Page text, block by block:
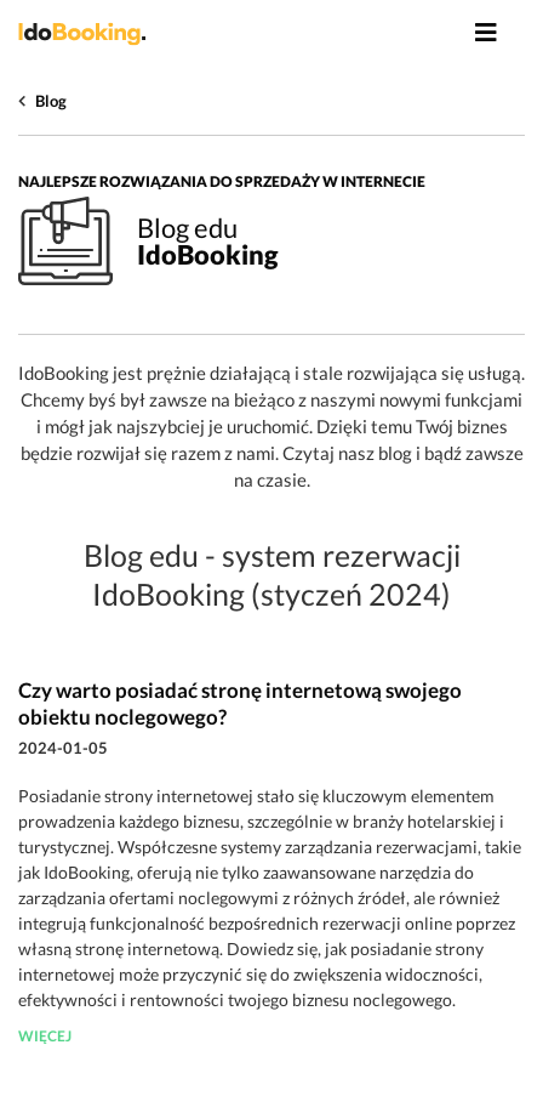
Blog
NAJLEPSZE ROZWIĄZANIA DO SPRZEDAŻY W INTERNECIE
Blog edu
IdoBooking
IdoBooking jest prężnie działającą i stale rozwijająca się usługą.
Chcemy byś był zawsze na bieżąco z naszymi nowymi funkcjami
i mógł jak najszybciej je uruchomić. Dzięki temu Twój biznes
będzie rozwijał się razem z nami. Czytaj nasz blog i bądź zawsze
na czasie.
Blog edu - system rezerwacji
IdoBooking (styczeń 2024)
Czy warto posiadać stronę internetową swojego
obiektu noclegowego?
2024-01-05
Posiadanie strony internetowej stało się kluczowym elementem
prowadzenia każdego biznesu, szczególnie w branży hotelarskiej i
turystycznej. Współczesne systemy zarządzania rezerwacjami, takie
jak IdoBooking, oferują nie tylko zaawansowane narzędzia do
zarządzania ofertami noclegowymi z różnych źródeł, ale również
integrują funkcjonalność bezpośrednich rezerwacji online poprzez
własną stronę internetową. Dowiedz się, jak posiadanie strony
internetowej może przyczynić się do zwiększenia widoczności,
efektywności i rentowności twojego biznesu noclegowego.
WIĘCEJ